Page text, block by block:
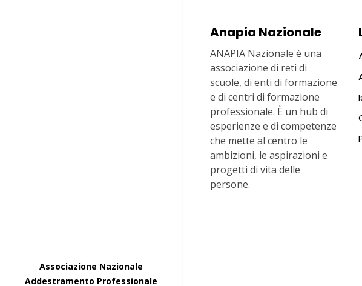
Associazione Nazionale
Addestramento Professionale
Anapia Nazionale
ANAPIA Nazionale è una
associazione di reti di
scuole, di enti di formazione
e di centri di formazione
professionale. È un hub di
esperienze e di competenze
che mette al centro le
ambizioni, le aspirazioni e
progetti di vita delle
persone.